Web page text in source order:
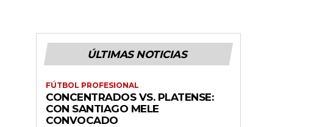
ÚLTIMAS NOTICIAS
FÚTBOL PROFESIONAL
CONCENTRADOS VS. PLATENSE:
CON SANTIAGO MELE
CONVOCADO